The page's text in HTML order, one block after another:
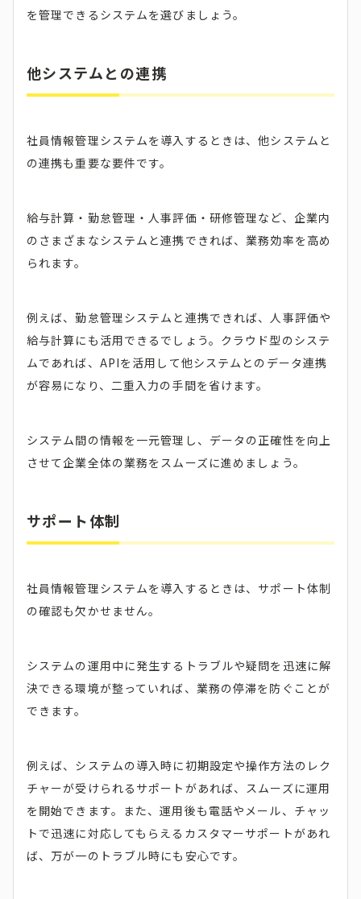
を管理できるシステムを選びましょう。
他システムとの連携
社員情報管理システムを導入するときは、他システムと
の連携も重要な要件です。
給与計算・勤怠管理・人事評価・研修管理など、企業内
のさまざまなシステムと連携できれば、業務効率を高め
られます。
例えば、勤怠管理システムと連携できれば、人事評価や
給与計算にも活用できるでしょう。クラウド型のシステ
ムであれば、APIを活用して他システムとのデータ連携
が容易になり、二重入力の手間を省けます。
システム間の情報を一元管理し、データの正確性を向上
させて企業全体の業務をスムーズに進めましょう。
サポート体制
社員情報管理システムを導入するときは、サポート体制
の確認も欠かせません。
システムの運用中に発生するトラブルや疑問を迅速に解
決できる環境が整っていれば、業務の停滞を防ぐことが
できます。
例えば、システムの導入時に初期設定や操作方法のレク
チャーが受けられるサポートがあれば、スムーズに運用
を開始できます。また、運用後も電話やメール、チャッ
トで迅速に対応してもらえるカスタマーサポートがあれ
ば、万が一のトラブル時にも安心です。